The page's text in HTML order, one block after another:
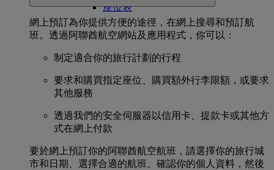
座位表
網上預訂為你提供方便的途徑，在網上搜尋和預訂航
班。透過阿聯酋航空網站及應用程式，你可以：
制定適合你的旅行計劃的行程
要求和購買指定座位、購買額外行李限額，或要求
其他服務
透過我們的安全伺服器以信用卡、提款卡或其他方
式在網上付款
要於網上預訂你的阿聯酋航空航班，請選擇你的旅行城
市和日期、選擇合適的航班、確認你的個人資料，然後